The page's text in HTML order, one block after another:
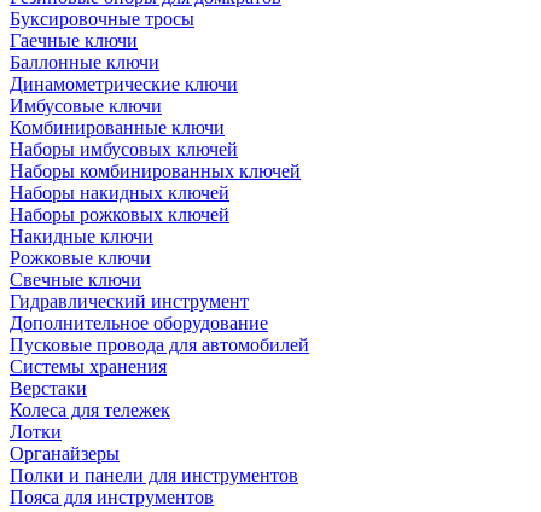
Буксировочные тросы
Гаечные ключи
Баллонные ключи
Динамометрические ключи
Имбусовые ключи
Комбинированные ключи
Наборы имбусовых ключей
Наборы комбинированных ключей
Наборы накидных ключей
Наборы рожковых ключей
Накидные ключи
Рожковые ключи
Свечные ключи
Гидравлический инструмент
Дополнительное оборудование
Пусковые провода для автомобилей
Системы хранения
Верстаки
Колеса для тележек
Лотки
Органайзеры
Полки и панели для инструментов
Пояса для инструментов